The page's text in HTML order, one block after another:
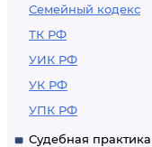
Семейный кодекс
ТК РФ
УИК РФ
УК РФ
УПК РФ
Судебная